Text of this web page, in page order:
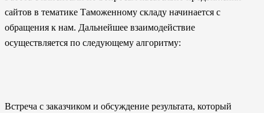
сайтов в тематике Таможенному складу начинается с
обращения к нам. Дальнейшее взаимодействие
осуществляется по следующему алгоритму:
Встреча с заказчиком и обсуждение результата, который